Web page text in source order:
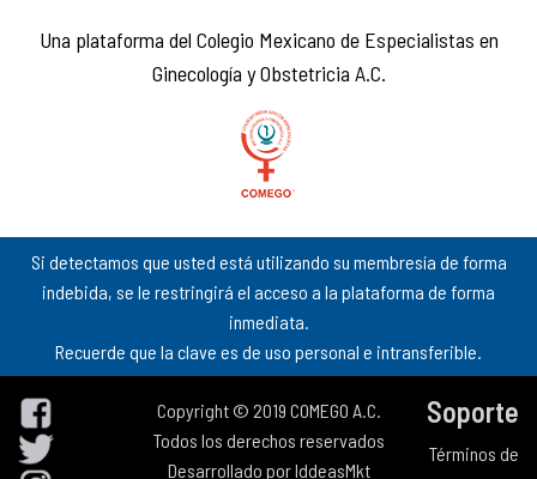
Una plataforma del Colegio Mexicano de Especialistas en
Ginecología y Obstetricia A.C.
Si detectamos que usted está utilizando su membresía de forma
indebida, se le restringirá el acceso a la plataforma de forma
inmediata.
Recuerde que la clave es de uso personal e intransferible.
Copyright © 2019 COMEGO A.C.
Todos los derechos reservados
Desarrollado porIddeasMkt
Soporte
Términos de